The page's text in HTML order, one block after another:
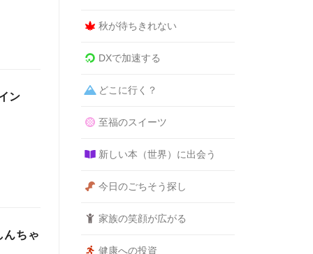
ン
んちゃ
秋が待ちきれない
DXで加速する
どこに行く？
至福のスイーツ
新しい本（世界）に出会う
今日のごちそう探し
家族の笑顔が広がる
健康への投資